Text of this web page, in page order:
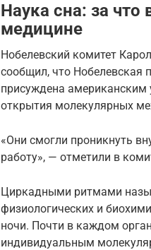
Наука сна: за
медицине
Нобелевский комитет
сообщил, что Нобелевская
присуждена
открытия молекулярных
«Они смогли проникнуть
работу», — отметили в
Циркадными ритмами
физиологических и
ночи. Почти в каждом
индивидуальным